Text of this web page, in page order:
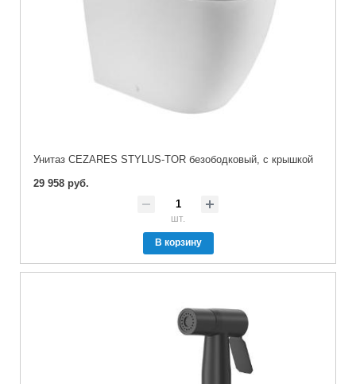
Унитаз CEZARES STYLUS-TOR безободковый, с крышкой
29 958 руб.
шт.
В корзину